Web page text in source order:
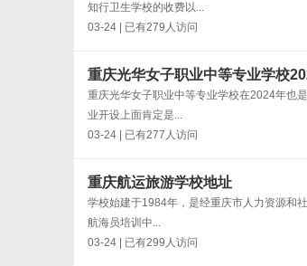
知行卫生学校的收费以...
03-24 | 已有279人访问
重庆光华女子职业中等专业学校
重庆光华女子职业中等专业学校在2024年也
业开设上面肯定是...
03-24 | 已有277人访问
重庆航运旅游学校地址
学校始建于1984年，是经重庆市人力资源和
航海员培训中...
03-24 | 已有299人访问